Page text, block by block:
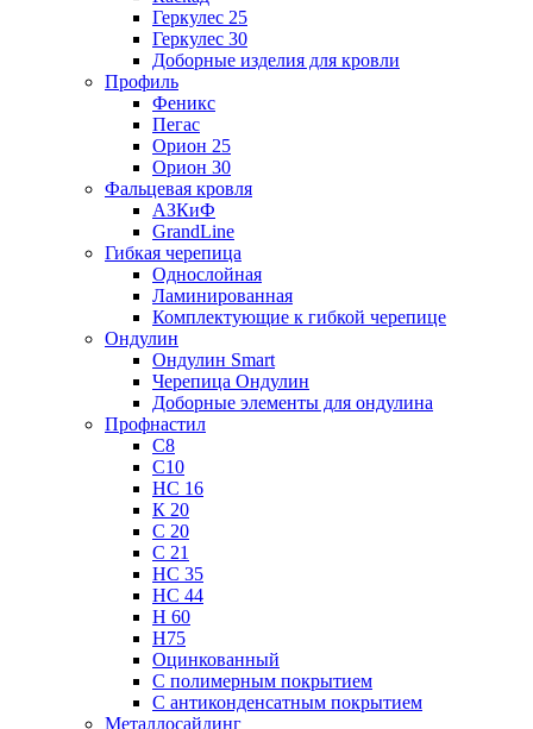
Геркулес 25
Геркулес 30
Доборные изделия для кровли
Профиль
Феникс
Пегас
Орион 25
Орион 30
Фальцевая кровля
АЗКиФ
GrandLine
Гибкая черепица
Однослойная
Ламинированная
Комплектующие к гибкой черепице
Ондулин
Ондулин Smart
Черепица Ондулин
Доборные элементы для ондулина
Профнастил
С8
С10
НС 16
К 20
С 20
С 21
НС 35
НС 44
Н 60
Н75
Оцинкованный
С полимерным покрытием
С антиконденсатным покрытием
Металлосайдинг